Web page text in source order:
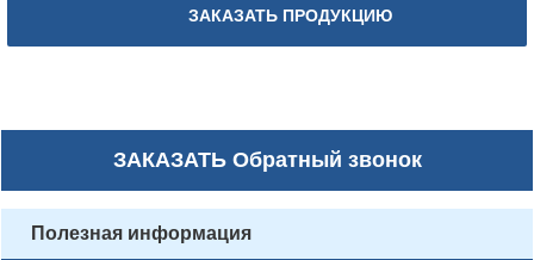
ЗАКАЗАТЬ ПРОДУКЦИЮ
ЗАКАЗАТЬОбратный звонок
Полезная информация